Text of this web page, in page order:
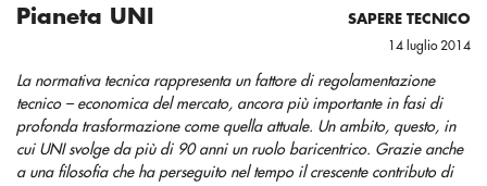
SAPERE TECNICO
14 luglio 2014
Pianeta UNI
La normativa tecnica rappresenta un fattore di regolamentazione
tecnico – economica del mercato, ancora più importante in fasi di
profonda trasformazione come quella attuale. Un ambito, questo, in
cui UNI svolge da più di 90 anni un ruolo baricentrico. Grazie anche
a una filosofia che ha perseguito nel tempo il crescente contributo di